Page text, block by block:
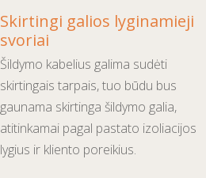
Skirtingi galios lyginamieji
svoriai
Šildymo kabelius galima sudėti
skirtingais tarpais, tuo būdu bus
gaunama skirtinga šildymo galia,
atitinkamai pagal pastato izoliacijos
lygius ir kliento poreikius.